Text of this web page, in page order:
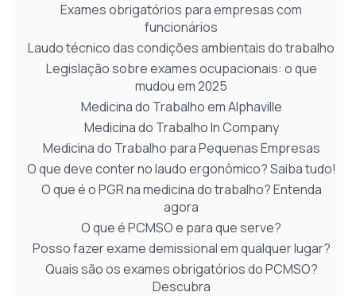
Exames obrigatórios para empresas com
funcionários
Laudo técnico das condições ambientais do trabalho
Legislação sobre exames ocupacionais: o que
mudou em 2025
Medicina do Trabalho em Alphaville
Medicina do Trabalho In Company
Medicina do Trabalho para Pequenas Empresas
O que deve conter no laudo ergonômico? Saiba tudo!
O que é o PGR na medicina do trabalho? Entenda
agora
O que é PCMSO e para que serve?
Posso fazer exame demissional em qualquer lugar?
Quais são os exames obrigatórios do PCMSO?
Descubra